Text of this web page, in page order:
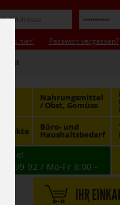
Infos hier! Passwort vergessen?
Nahrungsmittel
/ Obst, Gemüse
Büro- und
Haushaltsbedarf
Sie!
599 92 / Mo-Fr 8:00 -
IHR